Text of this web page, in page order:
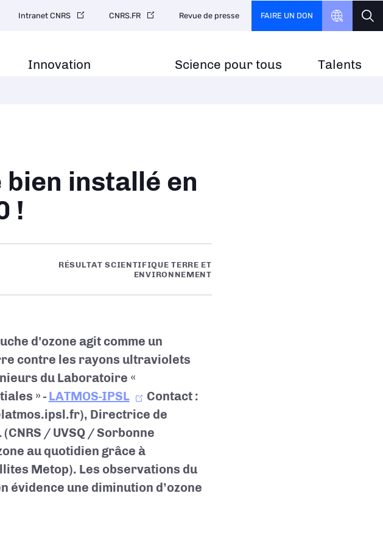
Innovation Science pour tous Talents
Intranet CNRS CNRS.FR Revue de presse FAIRE UN DON
bien installé en
!
RÉSULTAT SCIENTIFIQUE TERRE ET
ENVIRONNEMENT
d'ozone agit comme un
contre les rayons ultraviolets
du Laboratoire «
» - LATMOS-IPSL
Contact :
Directrice de
(CNRS / UVSQ / Sorbonne
au quotidien grâce à
Metop). Les observations du
évidence une diminution d’ozone